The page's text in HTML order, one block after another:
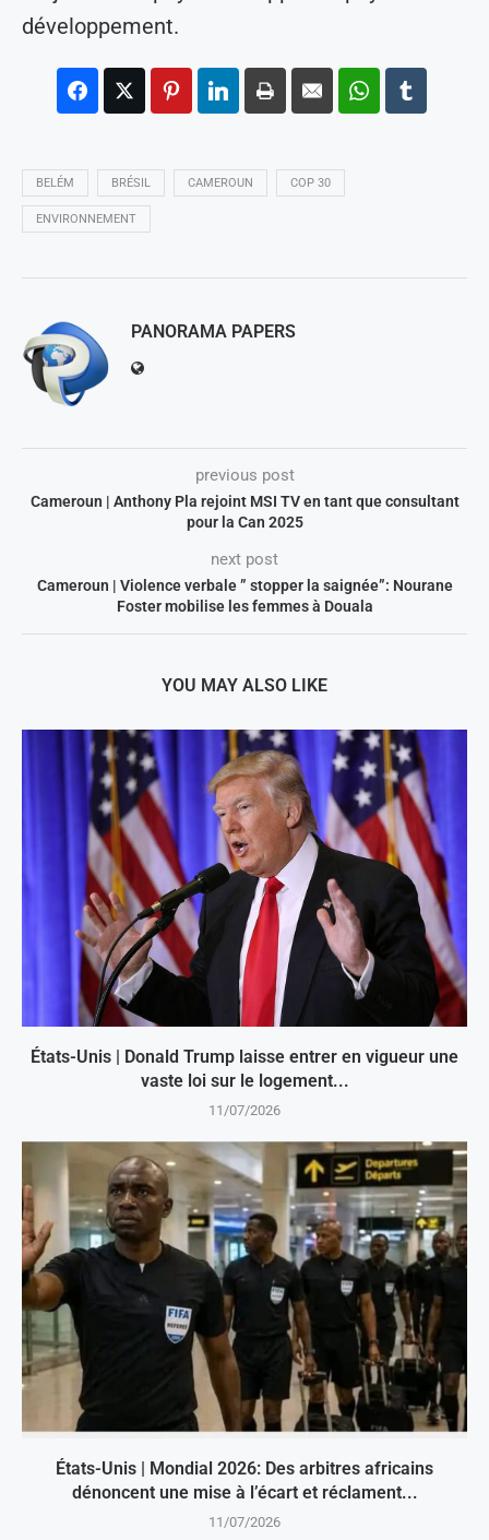
développement.
BELÉM BRÉSIL CAMEROUN COP 30
ENVIRONNEMENT
PANORAMA PAPERS
previous post
Cameroun | Anthony Pla rejoint MSI TV en tant que consultant
pour la Can 2025
next post
Cameroun | Violence verbale ” stopper la saignée”: Nourane
Foster mobilise les femmes à Douala
YOU MAY ALSO LIKE
États-Unis | Donald Trump laisse entrer en vigueur une
vaste loi sur le logement...
11/07/2026
États-Unis | Mondial 2026: Des arbitres africains
dénoncent une mise à l’écart et réclament...
11/07/2026